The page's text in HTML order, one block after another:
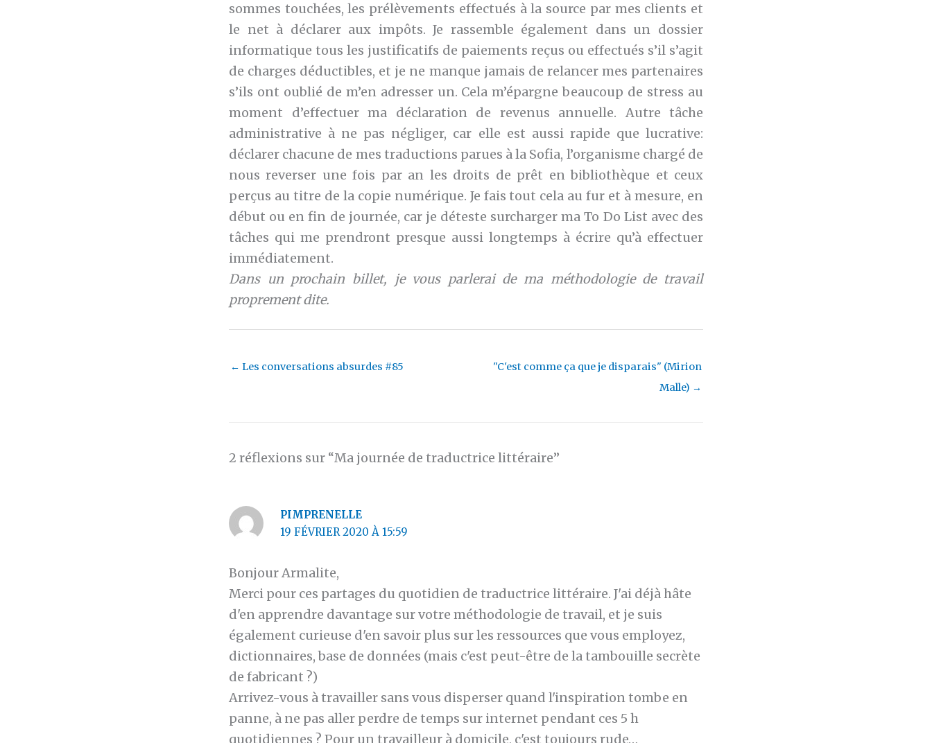
sommes touchées, les prélèvements effectués à la source par mes clients et
le net à déclarer aux impôts. Je rassemble également dans un dossier
informatique tous les justificatifs de paiements reçus ou effectués s’il s’agit
de charges déductibles, et je ne manque jamais de relancer mes partenaires
s’ils ont oublié de m’en adresser un. Cela m’épargne beaucoup de stress au
moment d’effectuer ma déclaration de revenus annuelle. Autre tâche
administrative à ne pas négliger, car elle est aussi rapide que lucrative:
déclarer chacune de mes traductions parues à la Sofia, l’organisme chargé de
nous reverser une fois par an les droits de prêt en bibliothèque et ceux
perçus au titre de la copie numérique. Je fais tout cela au fur et à mesure, en
début ou en fin de journée, car je déteste surcharger ma To Do List avec des
tâches qui me prendront presque aussi longtemps à écrire qu’à effectuer
immédiatement.
Dans un prochain billet, je vous parlerai de ma méthodologie de travail
proprement dite.
← Les conversations absurdes #85
"C'est comme ça que je disparais" (Mirion
Malle) →
2 réflexions sur “Ma journée de traductrice littéraire”
PIMPRENELLE
19 FÉVRIER 2020 À 15:59
Bonjour Armalite,
Merci pour ces partages du quotidien de traductrice littéraire. J'ai déjà hâte
d'en apprendre davantage sur votre méthodologie de travail, et je suis
également curieuse d'en savoir plus sur les ressources que vous employez,
dictionnaires, base de données (mais c'est peut-être de la tambouille secrète
de fabricant ?)
Arrivez-vous à travailler sans vous disperser quand l'inspiration tombe en
panne, à ne pas aller perdre de temps sur internet pendant ces 5 h
quotidiennes ? Pour un travailleur à domicile, c'est toujours rude…